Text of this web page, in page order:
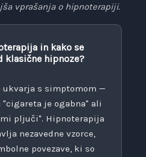
vprašanja o hipnoterapiji.
in kako se
klasične hipnoze?
ukvarja s simptomom —
je ogabna" ali
pljuči". Hipnoterapija
nezavedne vzorce,
povezave, ki so